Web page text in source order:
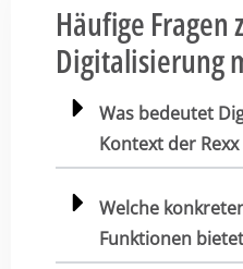
Häufige Fragen
Digitalisierung
Was bedeutet
Kontext der Rexx
Welche
Funktionen